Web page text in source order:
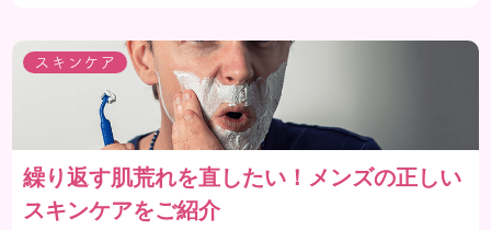
スキンケア
繰り返す肌荒れを直したい！メンズの正しい
スキンケアをご紹介